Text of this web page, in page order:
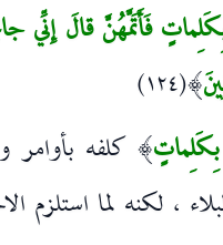
فَأَتَمَّهُنَّ قالَ إِنِّي
)(١٢٤)
) كلفه بأوامر
، لكنه لما استلزم